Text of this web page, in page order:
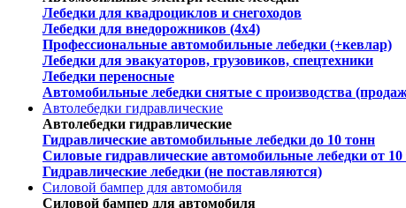
Лебедки для квадроциклов и снегоходов
Лебедки для внедорожников (4х4)
Профессиональные автомобильные лебедки (+кевлар)
Лебедки для эвакуаторов, грузовиков, спецтехники
Лебедки переносные
Автомобильные лебедки снятые с производства
Автолебедки гидравлические
Автолебедки гидравлические
Гидравлические автомобильные лебедки до 10 тонн
Силовые гидравлические автомобильные лебедки от 10
Гидравлические лебедки (не поставляются)
Силовой бампер для автомобиля
Силовой бампер для автомобиля